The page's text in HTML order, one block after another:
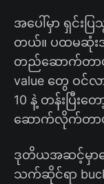
အပေါ်မှာ ရှင်း
တယ်။ ပထမဆုံး
တည်ဆောက်တာပဲ
value တွေ ဝင်
10 နဲ့ တန်းပြီးတေ
ဆောက်လိုက်တာပဲ
ဒုတိယအဆင့်မှာ
သက်ဆိုင်ရာ